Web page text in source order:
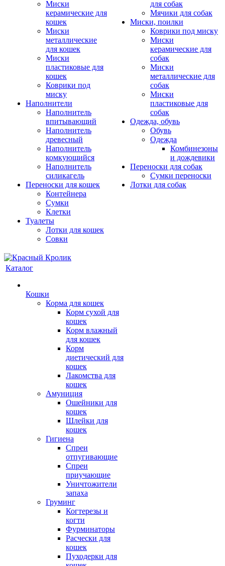
Миски
керамические для
кошек
Миски
металлические
для кошек
Миски
пластиковые для
кошек
Коврики под
миску
Наполнители
Наполнитель
впитывающий
Наполнитель
древесный
Наполнитель
комкующийся
Наполнитель
силикагель
Переноски для кошек
Контейнера
Сумки
Клетки
Туалеты
Лотки для кошек
Совки
для собак
Мячики для собак
Миски, поилки
Коврики под миску
Миски
керамические для
собак
Миски
металлические для
собак
Миски
пластиковые для
собак
Одежда, обувь
Обувь
Одежда
Комбинезоны
и дождевики
Переноски для собак
Сумки переноски
Лотки для собак
Каталог
Кошки
Корма для кошек
Корм сухой для
кошек
Корм влажный
для кошек
Корм
диетический для
кошек
Лакомства для
кошек
Амуниция
Ошейники для
кошек
Шлейки для
кошек
Гигиена
Спреи
отпугивающие
Спреи
приучающие
Уничтожители
запаха
Груминг
Когтерезы и
когти
Фурминаторы
Расчески для
кошек
Пуходерки для